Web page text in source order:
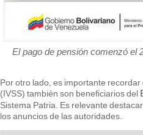
El pago de pensión comenzó el
Por otro lado, es importante
(IVSS) también son beneficiarios del
Sistema Patria. Es relevante
los anuncios de las autoridades.